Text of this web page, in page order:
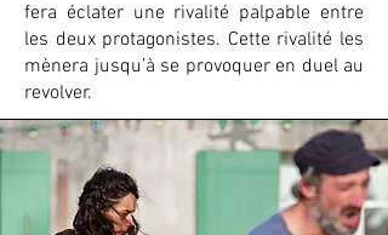
fera éclater une rivalité palpable entre
les deux protagonistes. Cette rivalité les
mènera jusqu’à se provoquer en duel au
revolver.